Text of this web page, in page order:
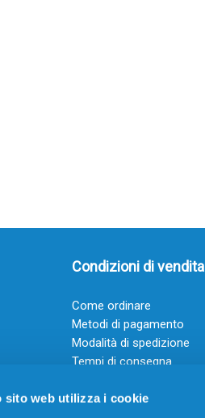
sito web utilizza i cookie
Condizioni di vendita
Come ordinare
Metodi di pagamento
Modalità di spedizione
Tempi di consegna